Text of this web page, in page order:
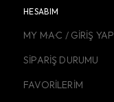
HESABIM
MY M·A·C / GİRİŞ YAP
SİPARİŞ DURUMU
FAVORİLERİM